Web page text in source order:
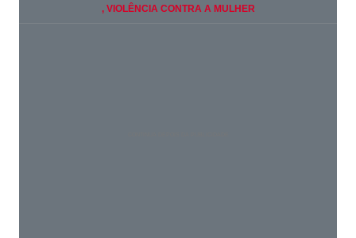
, VIOLÊNCIA CONTRA A MULHER